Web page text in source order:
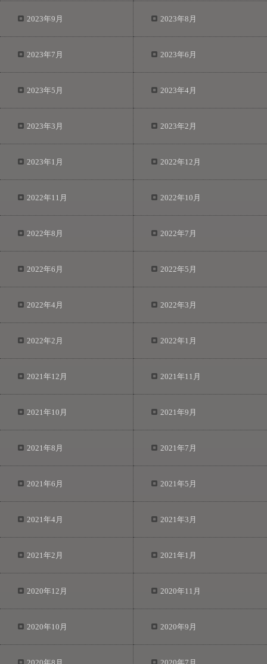
2023年9月 2023年8月
2023年7月 2023年6月
2023年5月 2023年4月
2023年3月 2023年2月
2023年1月 2022年12月
2022年11月 2022年10月
2022年8月 2022年7月
2022年6月 2022年5月
2022年4月 2022年3月
2022年2月 2022年1月
2021年12月 2021年11月
2021年10月 2021年9月
2021年8月 2021年7月
2021年6月 2021年5月
2021年4月 2021年3月
2021年2月 2021年1月
2020年12月 2020年11月
2020年10月 2020年9月